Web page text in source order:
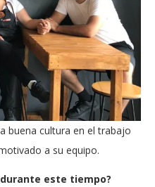
buena cultura en el trabajo
a su equipo.
este tiempo?